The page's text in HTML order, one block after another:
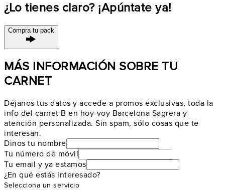
¿Lo tienes claro? ¡Apúntate ya!
Compra tu pack
MÁS INFORMACIÓN SOBRE TU
CARNET
Déjanos tus datos y accede a promos exclusivas, toda la
info del carnet B en hoy-voy Barcelona Sagrera y
atención personalizada. Sin spam, sólo cosas que te
interesan.
Dinos tu nombre
Tu número de móvil
Tu email y ya estamos
¿En qué estás interesado?
Selecciona un servicio